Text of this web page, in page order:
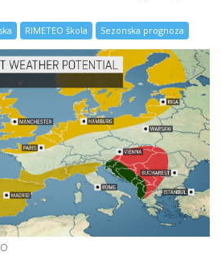
RIMETEO škola Sezonska prognoza